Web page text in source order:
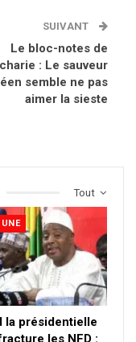
SUIVANT
Le bloc-notes de
: Le sauveur
semble ne pas
aimer la sieste
Tout
la présidentielle
les NFD :